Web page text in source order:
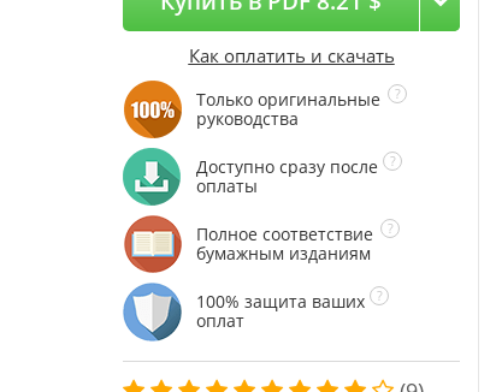
Как оплатить и скачать
Только оригинальные
руководства
Доступно сразу после
оплаты
Полное соответствие
бумажным изданиям
100% защита ваших
оплат